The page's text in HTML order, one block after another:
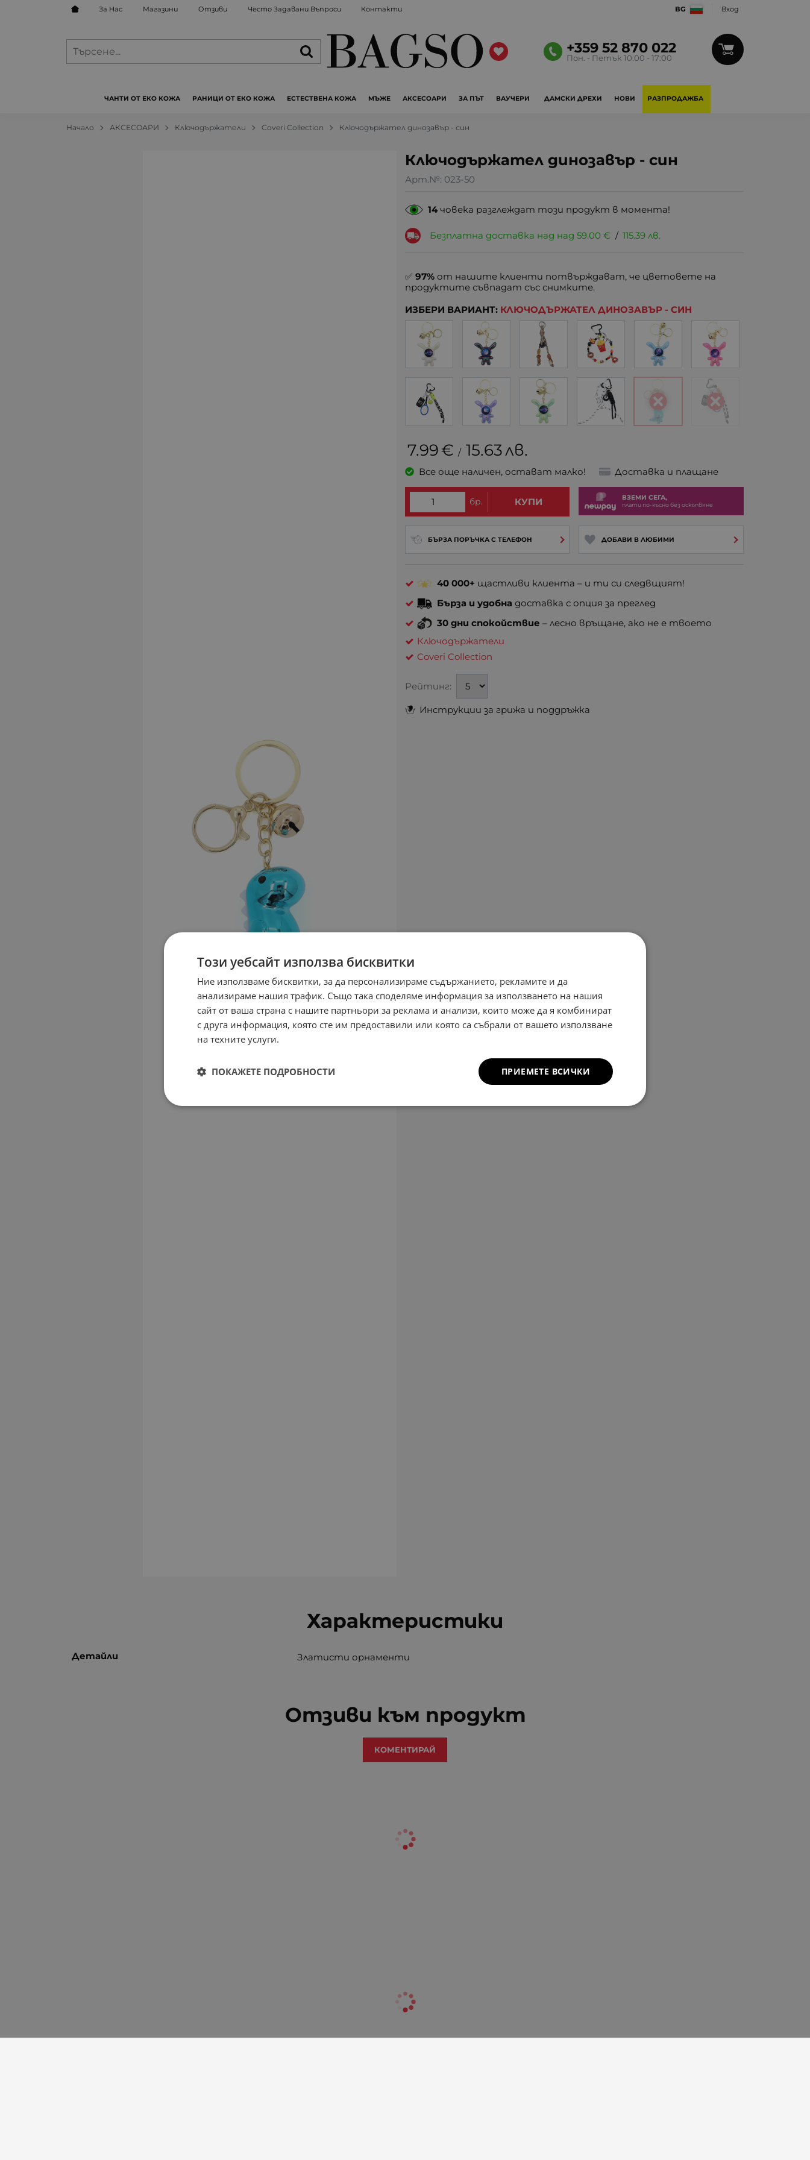
За Нас Магазини Отзиви Често Задавани Въпроси Контакти BG Вход
+359 52 870 022
Пон. - Петък 10:00 - 17:00
РАЗПРОДАЖБА
НОВИ
ЧАНТИ ОТ ЕКО КОЖА РАНИЦИ ОТ ЕКО КОЖА ЕСТЕСТВЕНА КОЖА МЪЖЕ АКСЕСОАРИ ЗА ПЪТ ВАУЧЕРИ ДАМСКИ ДРЕХИ
Начало АКСЕСОАРИ Ключодържатели Coveri Collection Ключодържател динозавър - син
Ключодържател динозавър - син
Арт.№: 023-50
14човека разглеждат този продукт в момента!
Безплатна доставка над над59.00 € / 115.39 лв.
✅ 97% от нашите клиенти потвърждават, че цветовете на
продуктите съвпадат със снимките.
ИЗБЕРИ ВАРИАНТ: КЛЮЧОДЪРЖАТЕЛ ДИНОЗАВЪР - СИН
7.99€ / 15.63лв.
Все още наличен, остават малко! Доставка и плащане
Инструкции за грижа и поддръжка
бр. КУПИ ВЗЕМИ СЕГА,
плати по-късно без оскъпвяне
БЪРЗА ПОРЪЧКА С ТЕЛЕФОН ДОБАВИ В ЛЮБИМИ
40 000+ щастливи клиента – и ти си следвщият!
Бърза и удобна доставка с опция за преглед
30 дни спокойствие – лесно връщане, ако не е твоето
Ключодържатели
Coveri Collection
Рейтинг:
Характеристики
Детайли Златисти орнаменти
Отзиви към продукт
КОМЕНТИРАЙ
Този уебсайт използва бисквитки
Ние използваме бисквитки, за да персонализираме съдържанието, рекламите и да
анализираме нашия трафик. Също така споделяме информация за използването на нашия
сайт от ваша страна с нашите партньори за реклама и анализи, които може да я комбинират
с друга информация, която сте им предоставили или която са събрали от вашето използване
на техните услуги.
ПРИЕМЕТЕ ВСИЧКИ
ПОКАЖЕТЕ ПОДРОБНОСТИ